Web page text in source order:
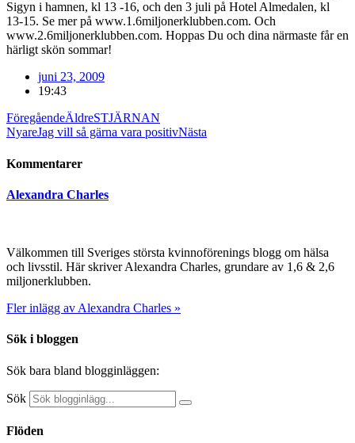
Sigyn i hamnen, kl 13 -16, och den 3 juli på Hotel Almedalen, kl
13-15. Se mer på www.1.6miljonerklubben.com. Och
www.2.6miljonerklubben.com. Hoppas Du och dina närmaste får en
härligt skön sommar!
juni 23, 2009
19:43
FöregåendeÄldreSTJÄRNAN
NyareJag vill så gärna vara positivNästa
Kommentarer
Alexandra Charles
Välkommen till Sveriges största kvinnoförenings blogg om hälsa
och livsstil. Här skriver Alexandra Charles, grundare av 1,6 & 2,6
miljonerklubben.
Fler inlägg av Alexandra Charles »
Sök i bloggen
Sök bara bland blogginläggen:
Sök
Flöden